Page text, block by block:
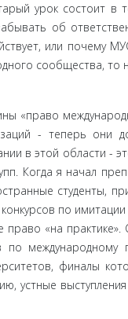
урок состоит в
об
или почему
сообщества,
«право
- теперь они
в этой области -
Когда я начал
студенты,
по
«на
по международному
финалы
устные